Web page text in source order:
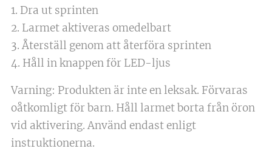
1. Dra ut sprinten
2. Larmet aktiveras omedelbart
3. Återställ genom att återföra sprinten
4. Håll in knappen för LED-ljus
Varning: Produkten är inte en leksak. Förvaras
oåtkomligt för barn. Håll larmet borta från öron
vid aktivering. Använd endast enligt
instruktionerna.